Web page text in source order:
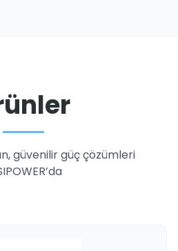
güvenilir güç çözümleri